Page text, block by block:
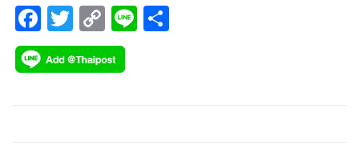
F
ac
e
T
wi
tt
C
o
p
Li